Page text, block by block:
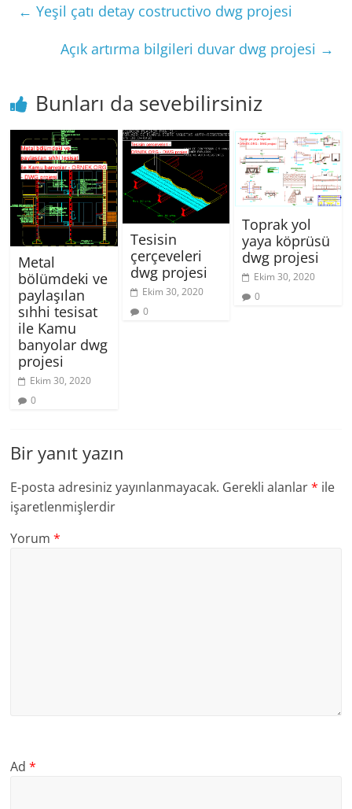
← Yeşil çatı detay costructivo dwg projesi
Açık artırma bilgileri duvar dwg projesi →
Bunları da sevebilirsiniz
Metal
bölümdeki ve
paylaşılan
sıhhi tesisat
ile Kamu
banyolar dwg
projesi
Ekim 30, 2020
0
Tesisin
çerçeveleri
dwg projesi
Ekim 30, 2020
0
Toprak yol
yaya köprüsü
dwg projesi
Ekim 30, 2020
0
Bir yanıt yazın
E-posta adresiniz yayınlanmayacak. Gerekli alanlar* ile
işaretlenmişlerdir
Yorum*
Ad*